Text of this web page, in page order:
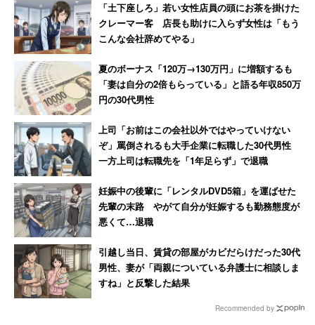
「土下座しろ」若い女性店員の頭にお茶を掛けた
クレーマー客 店長も助けに入らず女性は「もう
こんな会社辞めてやる」
夏のボーナス「120万→130万円」に増額するも
「妻は自分の2倍もらっている」と語る年収850万
円の30代男性
上司「お前はこの会社以外ではやっていけない
ぞ」罵倒されるも大手企業に転職した30代男性
一方上司は転職先を「1年足らず」で退職
妊娠中の後輩に「レンタルDVD5箱」を運ばせた
先輩の末路 やがて自分が妊娠するも勤務態度が
悪くて…退職
引越し当日、賃貸の部屋がカビだらけだった30代
男性、妻が「両親についている弁護士に相談しま
すね」と反撃した結果
Recommended by